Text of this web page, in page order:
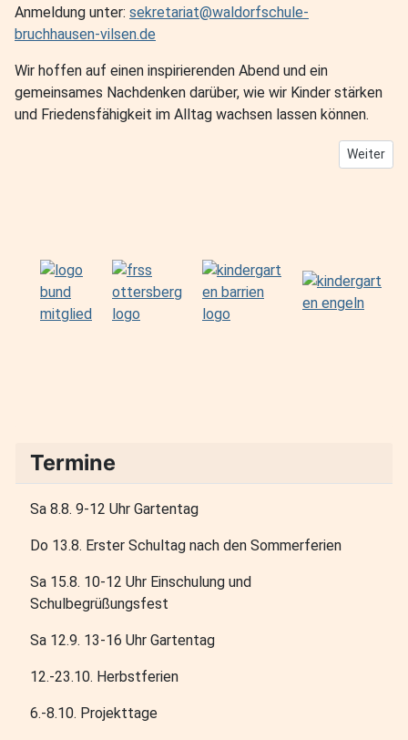
Anmeldung unter: sekretariat@waldorfschule-
bruchhausen-vilsen.de
Wir hoffen auf einen inspirierenden Abend und ein
gemeinsames Nachdenken darüber, wie wir Kinder stärken
und Friedensfähigkeit im Alltag wachsen lassen können.
Nächster
Weiter
Termine
Sa 8.8. 9-12 Uhr Gartentag
Do 13.8. Erster Schultag nach den Sommerferien
Sa 15.8. 10-12 Uhr Einschulung und
Schulbegrüßungsfest
Sa 12.9. 13-16 Uhr Gartentag
12.-23.10. Herbstferien
6.-8.10. Projekttage